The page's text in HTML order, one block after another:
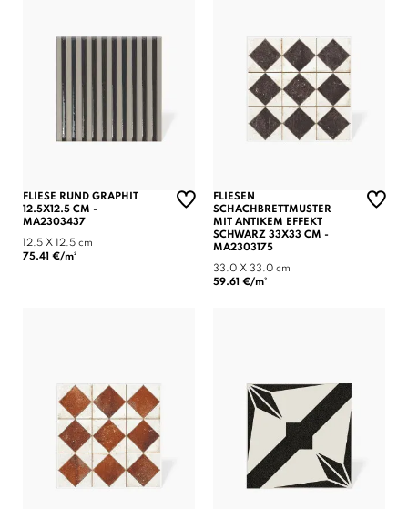
(1 note)
FLIESE RUND GRAPHIT
12.5X12.5 CM -
MA2303437
12.5 X 12.5 cm
75.41 €/m²
FLIESEN
SCHACHBRETTMUSTER
MIT ANTIKEM EFFEKT
SCHWARZ 33X33 CM -
MA2303175
33.0 X 33.0 cm
59.61 €/m²